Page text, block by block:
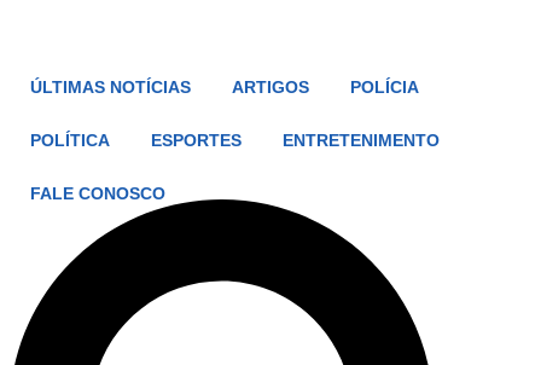
ÚLTIMAS NOTÍCIAS ARTIGOS POLÍCIA
POLÍTICA ESPORTES ENTRETENIMENTO
FALE CONOSCO